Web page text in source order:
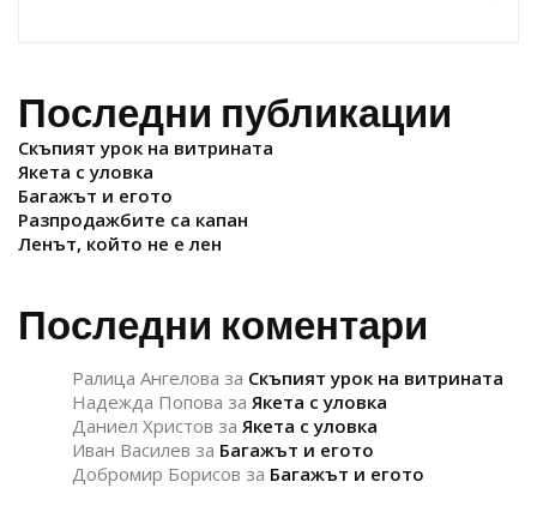
Последни публикации
Скъпият урок на витрината
Якета с уловка
Багажът и егото
Разпродажбите са капан
Ленът, който не е лен
Последни коментари
Ралица Ангелова за Скъпият урок на витрината
Надежда Попова за Якета с уловка
Даниел Христов за Якета с уловка
Иван Василев за Багажът и егото
Добромир Борисов за Багажът и егото